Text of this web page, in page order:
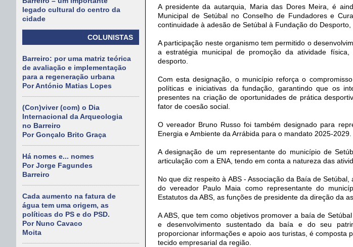
legado cultural do centro da
cidade
COLUNISTAS
Barreiro: por uma matriz teórica
de avaliação e implementação
para a regeneração urbana
Por António Matias Lopes
(Con)viver (com) o Dia
Internacional da Arqueologia
no Barreiro
Por Gonçalo Brito Graça
Há nomes e... nomes
Por Jorge Fagundes
Barreiro
Cada aumento na fatura de
água tem uma origem, as
políticas do PS e do PSD.
Por Nuno Cavaco
Moita
A presidente da autarquia, Maria das Dores Meira, é
Municipal de Setúbal no Conselho de Fundadores e
continuidade à adesão de Setúbal à Fundação do Desporto,
A participação neste organismo tem permitido o
a estratégia municipal de promoção da atividade
desporto.
Com esta designação, o município reforça o
políticas e iniciativas da fundação, garantindo que os
presentes na criação de oportunidades de prática
fator de coesão social.
O vereador Bruno Russo foi também designado para
Energia e Ambiente da Arrábida para o mandato 2025-2029.
A designação de um representante do município de
articulação com a ENA, tendo em conta a natureza das
No que diz respeito à ABS - Associação da Baía de
do vereador Paulo Maia como representante do
Estatutos da ABS, as funções de presidente da direção da
A ABS, que tem como objetivos promover a baía de
e desenvolvimento sustentado da baía e do seu
proporcionar informações e apoio aos turistas, é composta
tecido empresarial da região.